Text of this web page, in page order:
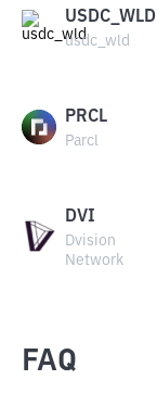
USDC_WLD
usdc_wld
PRCL
Parcl
DVI
Dvision
Network
FAQ